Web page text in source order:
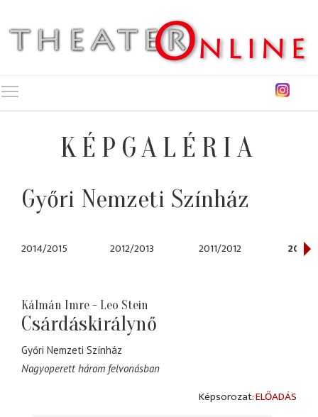
KÉPGALÉRIA
Győri Nemzeti Színház
2014/2015 2012/2013 2011/2012
Kálmán Imre - Leo Stein
Csárdáskirálynő
Győri Nemzeti Színház
Nagyoperett három felvonásban
ELŐADÁS